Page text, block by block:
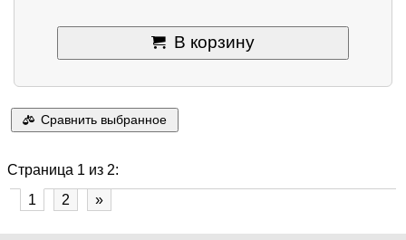
В корзину
Сравнить выбранное
Страница 1 из 2:
1
2 »